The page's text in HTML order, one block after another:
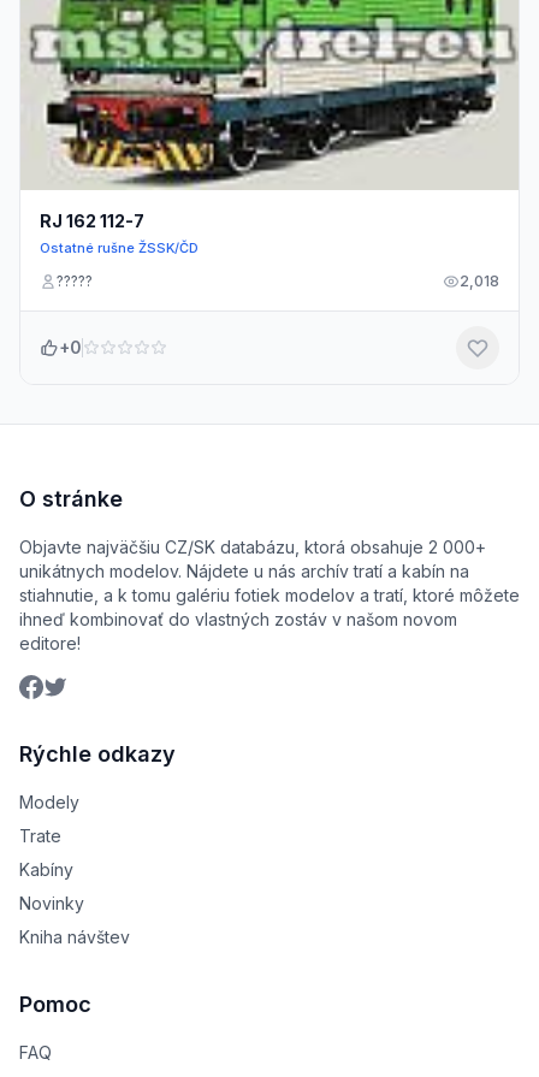
RJ 162 112-7
Ostatné rušne ŽSSK/ČD
????? 2,018
+0
O stránke
Objavte najväčšiu CZ/SK databázu, ktorá obsahuje 2 000+
unikátnych modelov. Nájdete u nás archív tratí a kabín na
stiahnutie, a k tomu galériu fotiek modelov a tratí, ktoré môžete
ihneď kombinovať do vlastných zostáv v našom novom
editore!
Rýchle odkazy
Modely
Trate
Kabíny
Novinky
Kniha návštev
Pomoc
FAQ